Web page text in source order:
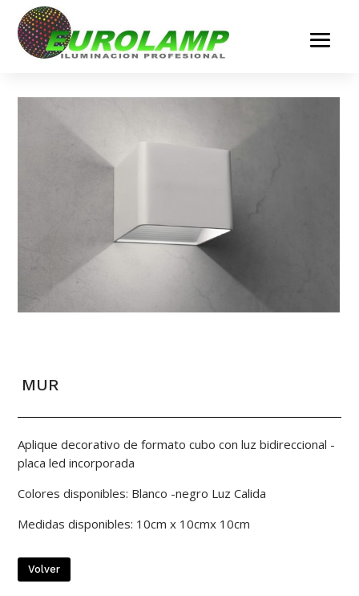
MUR
Aplique decorativo de formato cubo con luz bidireccional -
placa led incorporada
Colores disponibles: Blanco -negro Luz Calida
Medidas disponibles: 10cm x 10cmx 10cm
Volver